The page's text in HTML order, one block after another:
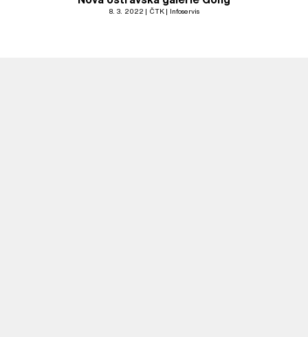
8. 3. 2022 ČTK Infoservis